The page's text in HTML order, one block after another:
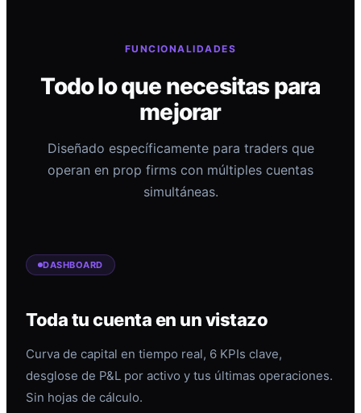
FUNCIONALIDADES
Todo lo que necesitas para
mejorar
Diseñado específicamente para traders que
operan en prop firms con múltiples cuentas
simultáneas.
DASHBOARD
Toda tu cuenta en un vistazo
Curva de capital en tiempo real, 6 KPIs clave,
desglose de P&L por activo y tus últimas operaciones.
Sin hojas de cálculo.